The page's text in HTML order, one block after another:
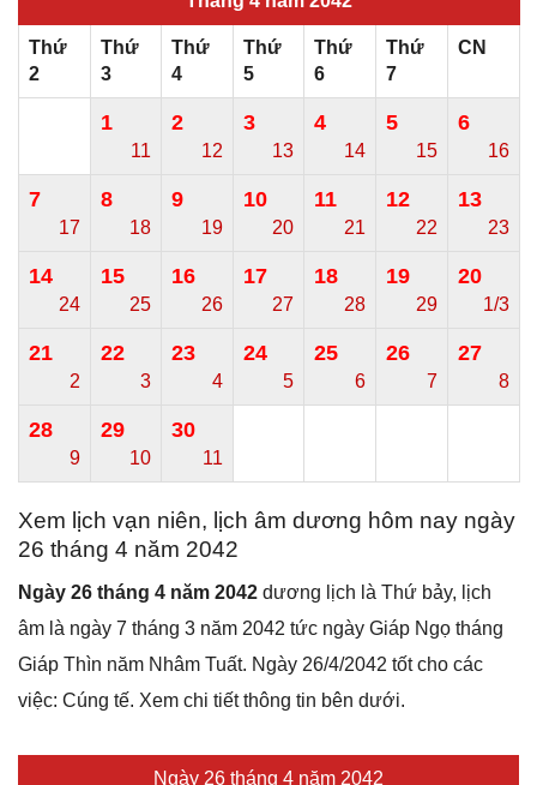
Thứ
2
Thứ
3
Thứ
4
Thứ
5
Thứ
6
Thứ
7
CN
1
11
2
12
3
13
4
14
5
15
6
16
7
17
8
18
9
19
10
20
11
21
12
22
13
23
14
24
15
25
16
26
17
27
18
28
19
29
20
1/3
21
2
22
3
23
4
24
5
25
6
26
7
27
8
28
9
29
10
30
11
Xem lịch vạn niên, lịch âm dương hôm nay ngày
26 tháng 4 năm 2042
Ngày 26 tháng 4 năm 2042 dương lịch là Thứ bảy, lịch
âm là ngày 7 tháng 3 năm 2042 tức ngày Giáp Ngọ tháng
Giáp Thìn năm Nhâm Tuất. Ngày 26/4/2042 tốt cho các
việc: Cúng tế. Xem chi tiết thông tin bên dưới.
Ngày 26 tháng 4 năm 2042